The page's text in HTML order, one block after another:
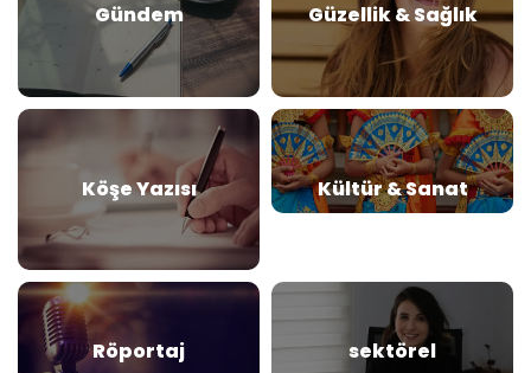
Gündem Güzellik & Sağlık
Köşe Yazısı Kültür & Sanat
Röportaj sektörel